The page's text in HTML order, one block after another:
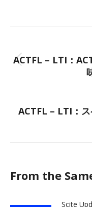
navigation
ACTFL – LTI：
ACTFL – LTI：
From the
Scite